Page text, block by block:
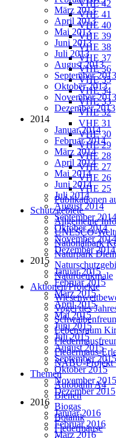
VHE 42
VHE 41
VHE 40
VHE 39
VHE 38
VHE 37
VHE 36
VHE 35
VHE 34
VHE 33
VHE 32
VHE 31
VHE 30
VHE 29
VHE 28
VHE 27
VHE 26
VHE 25
Publikationen
Schutzgebiete
Allgemeine
UNESCO-
Nationalpark
Naturpark
Naturdenkmale
Aktionen/Projekte
Vogel des
Lebensraum
Fledermaus-
NABU-Projekt
Themen
Autobahn A4
Bienen
Biogas
Botanik
Fledermäuse
März 2013
April 2013
Mai 2013
Juni 2013
Juli 2013
August 2013
September 2013
Oktober 2013
November 2013
Dezember 2013
2014
Januar 2014
Februar 2014
März 2014
April 2014
Mai 2014
Juni 2014
Juli 2014
August 2014
September 2014
Oktober 2014
November 2014
Dezember 2014
2015
Januar 2015
Februar 2015
März 2015
April 2015
Mai 2015
Juni 2015
Juli 2015
August 2015
September 2015
Oktober 2015
November 2015
Dezember 2015
2016
Januar 2016
Februar 2016
März 2016